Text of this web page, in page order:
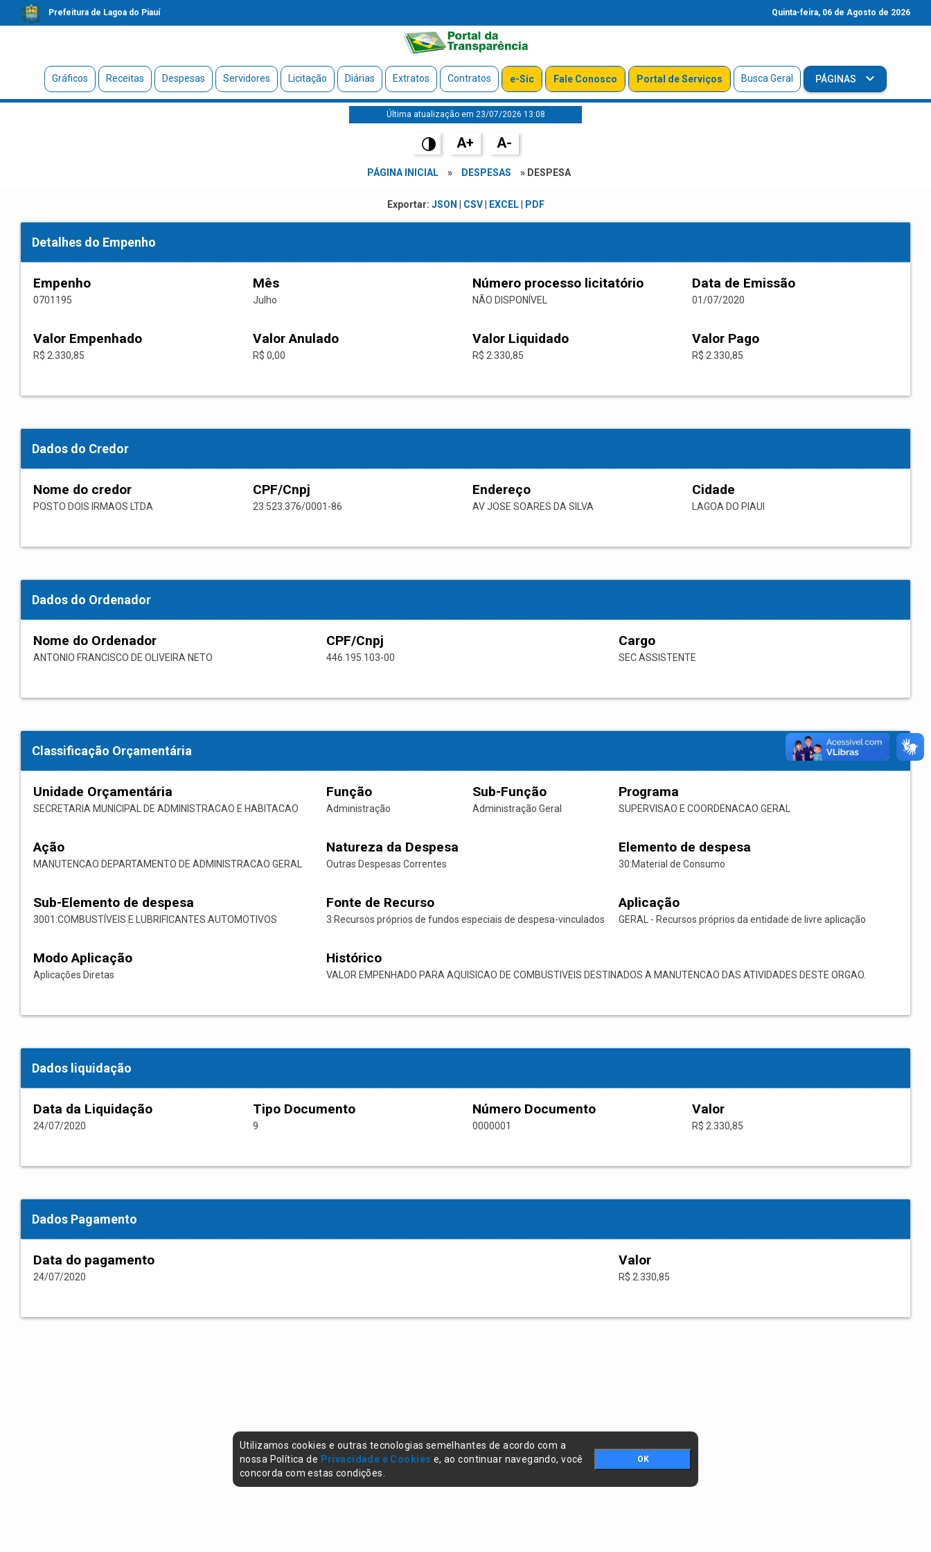
Prefeitura de Lagoa do Piauí Quinta-feira, 06 de Agosto de 2026
Gráficos Receitas Despesas Servidores Licitação Diárias Extratos Contratos e-Sic Fale Conosco Portal de Serviços Busca Geral PÁGINAS
Última atualização em 23/07/2026 13:08
A+ A-
PÁGINA INICIAL » DESPESAS » DESPESA
Exportar: JSON CSV| EXCEL| PDF
Detalhes do Empenho
Empenho
0701195
Mês
Julho
Número processo licitatório
NÃO DISPONÍVEL
Data de Emissão
01/07/2020
Valor Empenhado
R$ 2.330,85
Valor Anulado
R$ 0,00
Valor Liquidado
R$ 2.330,85
Valor Pago
R$ 2.330,85
Dados do Credor
Nome do credor
POSTO DOIS IRMAOS LTDA
CPF/Cnpj
23.523.376/0001-86
Endereço
AV JOSE SOARES DA SILVA
Cidade
LAGOA DO PIAUI
Dados do Ordenador
Nome do Ordenador
ANTONIO FRANCISCO DE OLIVEIRA NETO
CPF/Cnpj
446.195.103-00
Cargo
SEC ASSISTENTE
Classificação Orçamentária
Unidade Orçamentária
SECRETARIA MUNICIPAL DE ADMINISTRACAO E HABITACAO
Função
Administração
Sub-Função
Administração Geral
Programa
SUPERVISAO E COORDENACAO GERAL
Ação
MANUTENCAO DEPARTAMENTO DE ADMINISTRACAO GERAL
Natureza da Despesa
Outras Despesas Correntes
Elemento de despesa
30:Material de Consumo
Sub-Elemento de despesa
3001:COMBUSTÍVEIS E LUBRIFICANTES AUTOMOTIVOS
Fonte de Recurso
3:Recursos próprios de fundos especiais de despesa-vinculados
Aplicação
GERAL - Recursos próprios da entidade de livre aplicação
Modo Aplicação
Aplicações Diretas
Histórico
VALOR EMPENHADO PARA AQUISICAO DE COMBUSTIVEIS DESTINADOS A MANUTENCAO DAS ATIVIDADES DESTE ORGAO.
Dados liquidação
Data da Liquidação
24/07/2020
Tipo Documento
9
Número Documento
0000001
Valor
R$ 2.330,85
Dados Pagamento
Data do pagamento
24/07/2020
Valor
R$ 2.330,85
Utilizamos cookies e outras tecnologias semelhantes de acordo com a
nossa Política de Privacidade e Cookies e, ao continuar navegando, você
concorda com estas condições.
OK